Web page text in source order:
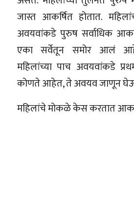
जास्त आकर्षित होतात.
अवयवांकडे पुरुष सर्वाधिक
एका सर्वेतून समोर आलं
महिलांच्या पाच अवयवांकडे
कोणते आहेत, ते अवयव जाणून
महिलांचे मोकळे केस करतात